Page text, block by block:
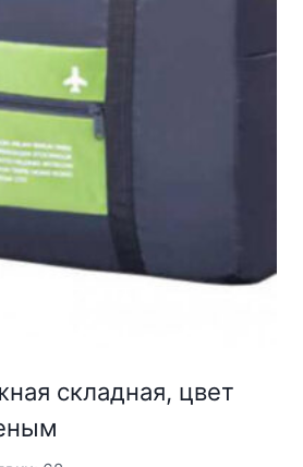
складная, цвет